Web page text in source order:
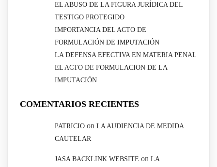
EL ABUSO DE LA FIGURA JURÍDICA DEL
TESTIGO PROTEGIDO
IMPORTANCIA DEL ACTO DE
FORMULACIÓN DE IMPUTACIÓN
LA DEFENSA EFECTIVA EN MATERIA PENAL
EL ACTO DE FORMULACION DE LA
IMPUTACIÓN
COMENTARIOS RECIENTES
PATRICIO on LA AUDIENCIA DE MEDIDA
CAUTELAR
JASA BACKLINK WEBSITE on LA